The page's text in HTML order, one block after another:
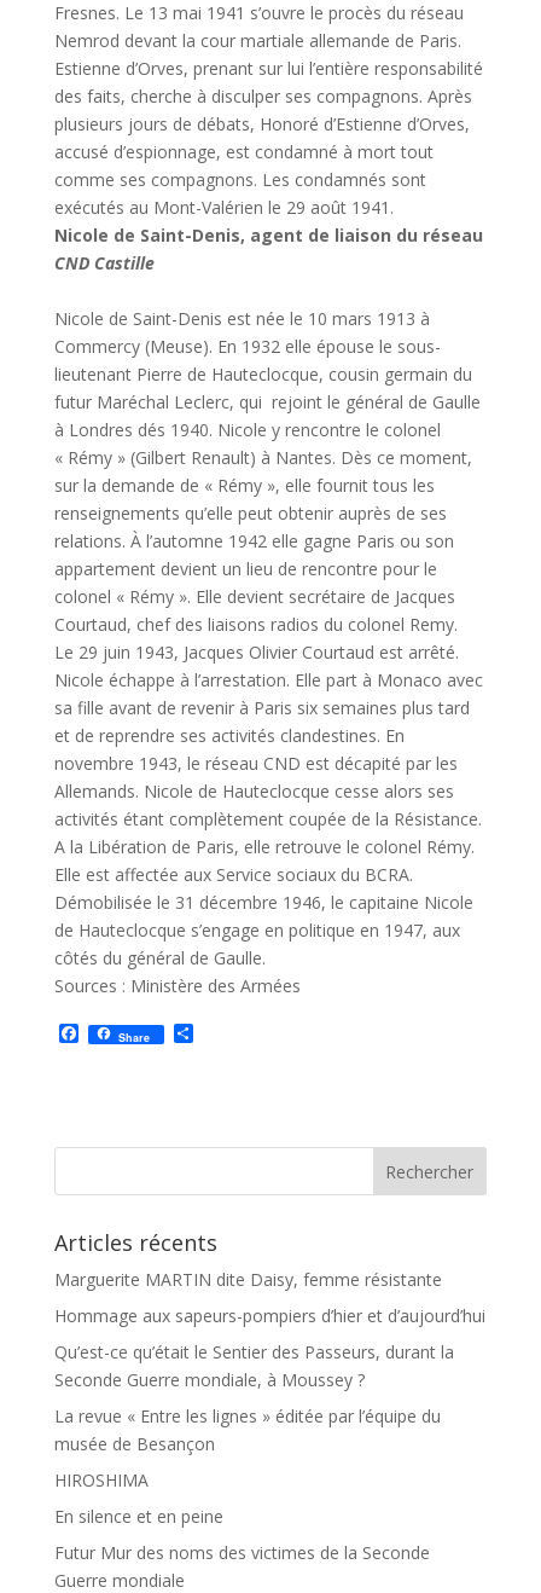
Fresnes. Le 13 mai 1941 s’ouvre le procès du réseau
Nemrod devant la cour martiale allemande de Paris.
Estienne d’Orves, prenant sur lui l’entière responsabilité
des faits, cherche à disculper ses compagnons. Après
plusieurs jours de débats, Honoré d’Estienne d’Orves,
accusé d’espionnage, est condamné à mort tout
comme ses compagnons. Les condamnés sont
exécutés au Mont-Valérien le 29 août 1941.
Nicole de Saint-Denis, agent de liaison du réseau
CND Castille
Nicole de Saint-Denis est née le 10 mars 1913 à
Commercy (Meuse). En 1932 elle épouse le sous-
lieutenant Pierre de Hauteclocque, cousin germain du
futur Maréchal Leclerc, qui rejoint le général de Gaulle
à Londres dés 1940. Nicole y rencontre le colonel
« Rémy » (Gilbert Renault) à Nantes. Dès ce moment,
sur la demande de « Rémy », elle fournit tous les
renseignements qu’elle peut obtenir auprès de ses
relations. À l’automne 1942 elle gagne Paris ou son
appartement devient un lieu de rencontre pour le
colonel « Rémy ». Elle devient secrétaire de Jacques
Courtaud, chef des liaisons radios du colonel Remy.
Le 29 juin 1943, Jacques Olivier Courtaud est arrêté.
Nicole échappe à l’arrestation. Elle part à Monaco avec
sa fille avant de revenir à Paris six semaines plus tard
et de reprendre ses activités clandestines. En
novembre 1943, le réseau CND est décapité par les
Allemands. Nicole de Hauteclocque cesse alors ses
activités étant complètement coupée de la Résistance.
A la Libération de Paris, elle retrouve le colonel Rémy.
Elle est affectée aux Service sociaux du BCRA.
Démobilisée le 31 décembre 1946, le capitaine Nicole
de Hauteclocque s’engage en politique en 1947, aux
côtés du général de Gaulle.
Sources : Ministère des Armées
F
a
o
Share P
e
Articles récents
Marguerite MARTIN dite Daisy, femme résistante
Hommage aux sapeurs-pompiers d’hier et d’aujourd’hui
Qu’est-ce qu’était le Sentier des Passeurs, durant la
Seconde Guerre mondiale, à Moussey ?
La revue « Entre les lignes » éditée par l’équipe du
musée de Besançon
HIROSHIMA
En silence et en peine
Futur Mur des noms des victimes de la Seconde
Guerre mondiale